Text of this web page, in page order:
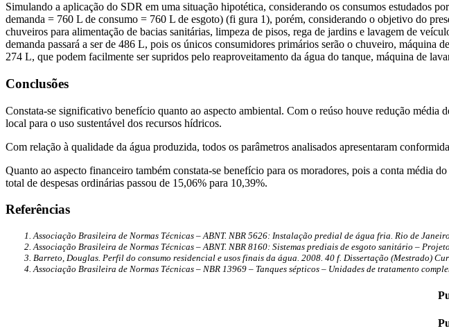
Simulando a aplicação do SDR em uma situação hipotética, considerando os consumos estudados
demanda = 760 L de consumo = 760 L de esgoto) (fi gura 1), porém, considerando o objetivo do
chuveiros para alimentação de bacias sanitárias, limpeza de pisos, rega de jardins e lavagem de
demanda passará a ser de 486 L, pois os únicos consumidores primários serão o chuveiro, máquina
274 L, que podem facilmente ser supridos pelo reaproveitamento da água do tanque, máquina de
Conclusões
Constata-se significativo benefício quanto ao aspecto ambiental. Com o reúso houve redução
local para o uso sustentável dos recursos hídricos.
Com relação à qualidade da água produzida, todos os parâmetros analisados apresentaram
Quanto ao aspecto financeiro também constata-se benefício para os moradores, pois a conta média
total de despesas ordinárias passou de 15,06% para 10,39%.
Referências
Associação Brasileira de Normas Técnicas – ABNT. NBR 5626: Instalação predial de água fria. Rio de
Associação Brasileira de Normas Técnicas – ABNT. NBR 8160: Sistemas prediais de esgoto sanitário –
Barreto, Douglas. Perfil do consumo residencial e usos finais da água. 2008. 40 f. Dissertação (Mestrado)
Associação Brasileira de Normas Técnicas – NBR 13969 – Tanques sépticos – Unidades de tratamento